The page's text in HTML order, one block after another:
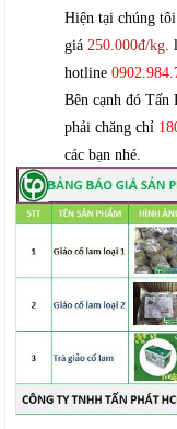
Hiện tại chúng
giá 250.000đ/kg
hotline
Bên cạnh đó Tấn
phải chăng chỉ
các bạn nhé.